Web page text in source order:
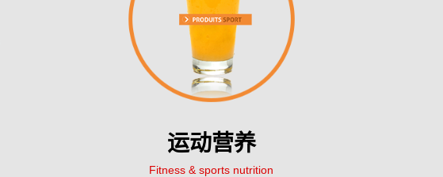
运动营养
Fitness & sports nutrition